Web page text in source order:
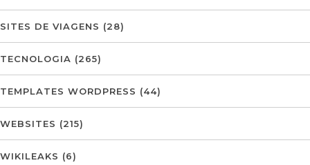
SITES DE VIAGENS (28)
TECNOLOGIA (265)
TEMPLATES WORDPRESS (44)
WEBSITES (215)
WIKILEAKS (6)